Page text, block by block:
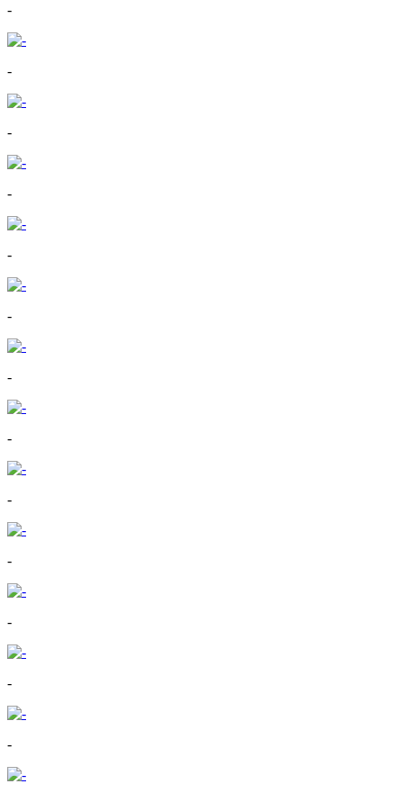
-
-
-
-
-
-
-
-
-
-
-
-
-